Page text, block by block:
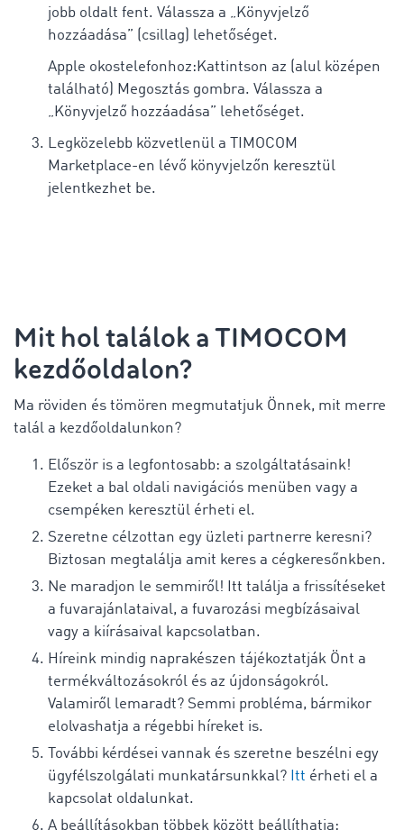
jobb oldalt fent. Válassza a „Könyvjelző
hozzáadása” (csillag) lehetőséget.
Apple okostelefonhoz:Kattintson az (alul középen
található) Megosztás gombra. Válassza a
„Könyvjelző hozzáadása” lehetőséget.
Legközelebb közvetlenül a TIMOCOM
Marketplace-en lévő könyvjelzőn keresztül
jelentkezhet be.
Mit hol találok a TIMOCOM
kezdőoldalon?
Ma röviden és tömören megmutatjuk Önnek, mit merre
talál a kezdőoldalunkon?
Először is a legfontosabb: a szolgáltatásaink!
Ezeket a bal oldali navigációs menüben vagy a
csempéken keresztül érheti el.
Szeretne célzottan egy üzleti partnerre keresni?
Biztosan megtalálja amit keres a cégkeresőnkben.
Ne maradjon le semmiről! Itt találja a frissítéseket
a fuvarajánlataival, a fuvarozási megbízásaival
vagy a kiírásaival kapcsolatban.
Híreink mindig naprakészen tájékoztatják Önt a
termékváltozásokról és az újdonságokról.
Valamiről lemaradt? Semmi probléma, bármikor
elolvashatja a régebbi híreket is.
További kérdései vannak és szeretne beszélni egy
ügyfélszolgálati munkatársunkkal? Itt érheti el a
kapcsolat oldalunkat.
A beállításokban többek között beállíthatja: